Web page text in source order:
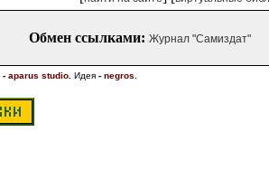
Обмен ссылками: Журнал "Самиздат"
- aparus studio Идея - negros